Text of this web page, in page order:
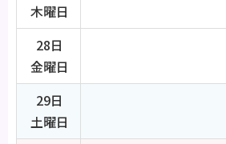
木曜日
28日
金曜日
29日
土曜日